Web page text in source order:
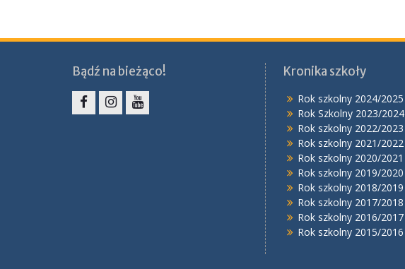
Bądź na bieżąco! Kronika szkoły
Rok szkolny 2024/2025
Rok Szkolny 2023/2024
Rok szkolny 2022/2023
Rok szkolny 2021/2022
Rok szkolny 2020/2021
Rok szkolny 2019/2020
Rok szkolny 2018/2019
Rok szkolny 2017/2018
Rok szkolny 2016/2017
Rok szkolny 2015/2016